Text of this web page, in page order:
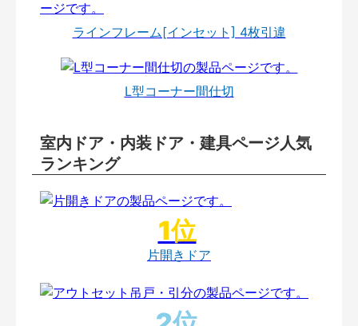
ラインフレーム[インセット] 4枚引違
L型コーナー間仕切
室内ドア・内装ドア・建具ページ人気
ランキング
片開きドア